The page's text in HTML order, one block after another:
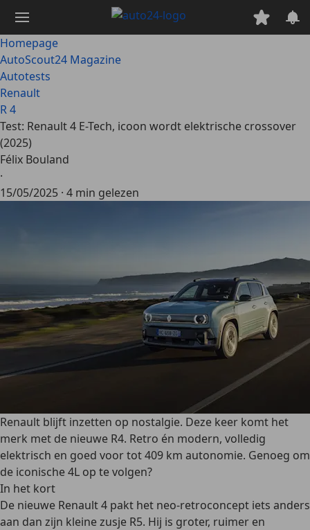
naar
hoofdinhoud
Homepage
AutoScout24 Magazine
Autotests
Renault
R 4
Test: Renault 4 E-Tech, icoon wordt elektrische crossover
(2025)
Félix Bouland
·
15/05/2025 · 4 min gelezen
Renault blijft inzetten op nostalgie. Deze keer komt het
merk met de nieuwe R4. Retro én modern, volledig
elektrisch en goed voor tot 409 km autonomie. Genoeg om
de iconische 4L op te volgen?
In het kort
De nieuwe Renault 4 pakt het neo-retroconcept iets anders
aan dan zijn kleine zusje R5. Hij is groter, ruimer en